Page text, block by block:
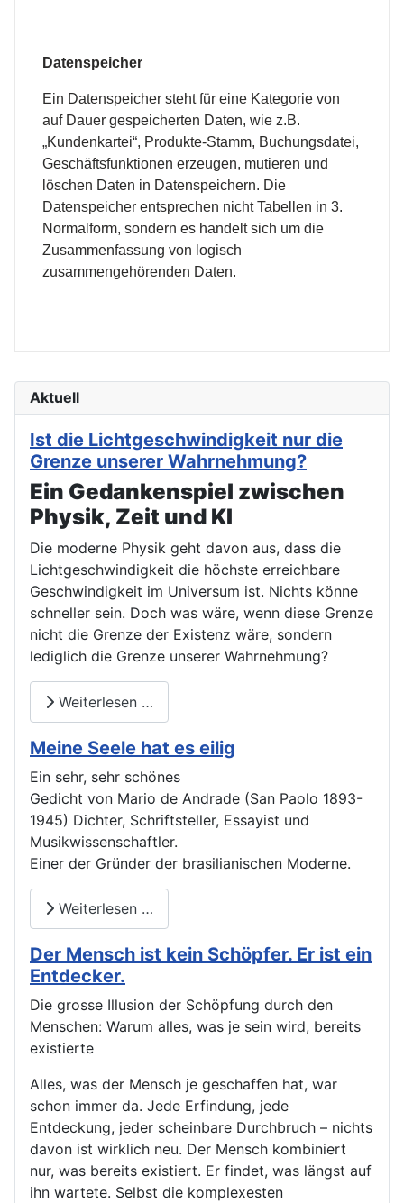
Datenspeicher
Ein Datenspeicher steht für eine Kategorie von
auf Dauer gespeicherten Daten, wie z.B.
„Kundenkartei“, Produkte-Stamm, Buchungsdatei,
Geschäftsfunktionen erzeugen, mutieren und
löschen Daten in Datenspeichern. Die
Datenspeicher entsprechen nicht Tabellen in 3.
Normalform, sondern es handelt sich um die
Zusammenfassung von logisch
zusammengehörenden Daten.
Aktuell
Ist die Lichtgeschwindigkeit nur die
Grenze unserer Wahrnehmung?
Ein Gedankenspiel zwischen
Physik, Zeit und KI
Die moderne Physik geht davon aus, dass die
Lichtgeschwindigkeit die höchste erreichbare
Geschwindigkeit im Universum ist. Nichts könne
schneller sein. Doch was wäre, wenn diese Grenze
nicht die Grenze der Existenz wäre, sondern
lediglich die Grenze unserer Wahrnehmung?
Weiterlesen …
Meine Seele hat es eilig
Ein sehr, sehr schönes
Gedicht von Mario de Andrade (San Paolo 1893-
1945) Dichter, Schriftsteller, Essayist und
Musikwissenschaftler.
Einer der Gründer der brasilianischen Moderne.
Weiterlesen …
Der Mensch ist kein Schöpfer. Er ist ein
Entdecker.
Die grosse Illusion der Schöpfung durch den
Menschen: Warum alles, was je sein wird, bereits
existierte
Alles, was der Mensch je geschaffen hat, war
schon immer da. Jede Erfindung, jede
Entdeckung, jeder scheinbare Durchbruch – nichts
davon ist wirklich neu. Der Mensch kombiniert
nur, was bereits existiert. Er findet, was längst auf
ihn wartete. Selbst die komplexesten